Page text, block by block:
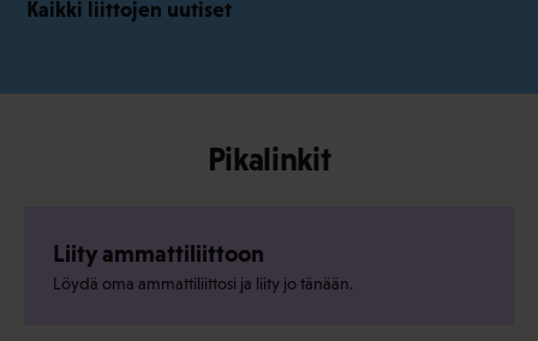
Kaikki liittojen uutiset
Pikalinkit
Liity ammattiliittoon
Löydä oma ammattiliittosi ja liity jo tänään.